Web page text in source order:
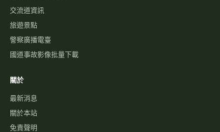
交流道資訊
旅遊景點
警察廣播電臺
國道事故影像批量下載
關於
最新消息
關於本站
免責聲明